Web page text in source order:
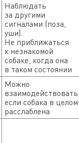
Наблюдать
за другими
сигналами (поза,
уши).
Не приближаться
к незнакомой
собаке, когда она
в таком состоянии
Можно
если собака в целом
расслаблена